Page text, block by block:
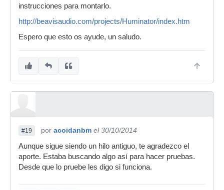
instrucciones para montarlo.
http://beavisaudio.com/projects/Huminator/index.htm
Espero que esto os ayude, un saludo.
#19 por acoidanbm el 30/10/2014
Aunque sigue siendo un hilo antiguo, te agradezco el
aporte. Estaba buscando algo así para hacer pruebas.
Desde que lo pruebe les digo si funciona.